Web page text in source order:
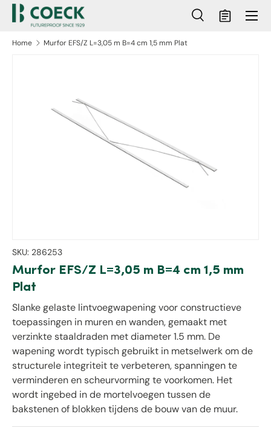
naar inhoud
Zoeken
ZoekenMandje
Menu
Home Murfor EFS/Z L=3,05 m B=4 cm 1,5 mm Plat
SKU: 286253
Murfor EFS/Z L=3,05 m B=4 cm 1,5 mm
Plat
Slanke gelaste lintvoegwapening voor constructieve
toepassingen in muren en wanden, gemaakt met
verzinkte staaldraden met diameter 1.5 mm. De
wapening wordt typisch gebruikt in metselwerk om de
structurele integriteit te verbeteren, spanningen te
verminderen en scheurvorming te voorkomen. Het
wordt ingebed in de mortelvoegen tussen de
bakstenen of blokken tijdens de bouw van de muur.